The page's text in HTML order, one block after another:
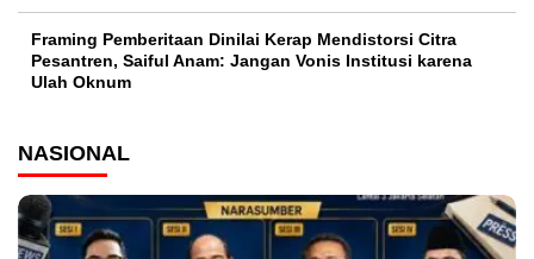
Framing Pemberitaan Dinilai Kerap Mendistorsi Citra
Pesantren, Saiful Anam: Jangan Vonis Institusi karena
Ulah Oknum
NASIONAL